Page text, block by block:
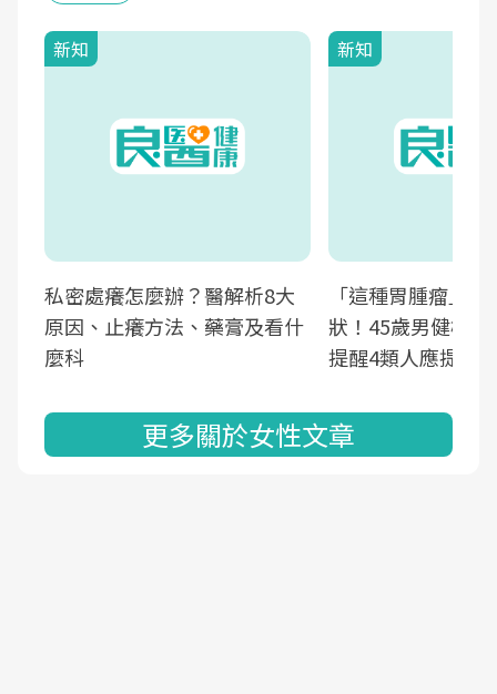
新知
私密處癢怎麼辦？醫解析8大
原因、止癢方法、藥膏及看什
麼科
新知
「這種胃腫瘤」
狀！45歲男健檢
提醒4類人應提高
更多關於女性文章